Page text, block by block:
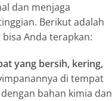
dan menjaga
Berikut adalah
Anda terapkan:
yang bersih, kering,
di tempat
bahan kimia dan